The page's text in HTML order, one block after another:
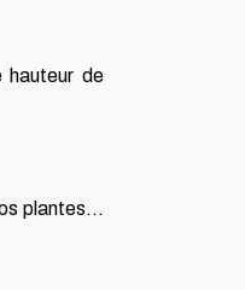
hauteur de
plantes…